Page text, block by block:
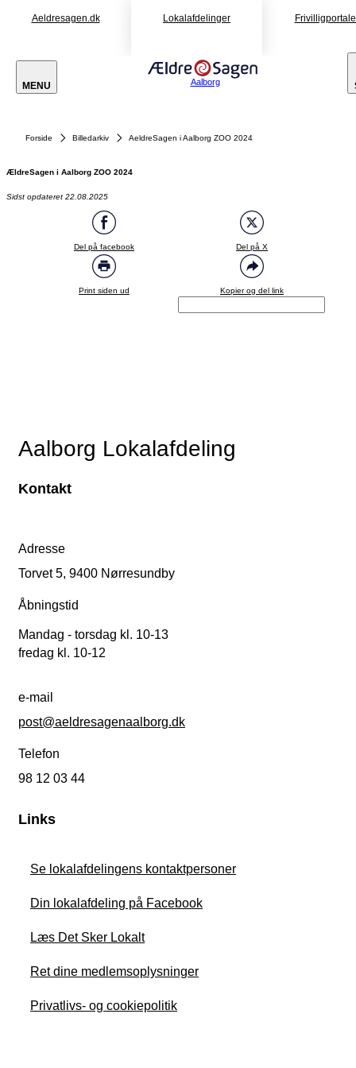
Aeldresagen.dk Lokalafdelinger
MENU Aalborg
Forside Billedarkiv AeldreSagen i Aalborg ZOO 2024
ÆldreSagen i Aalborg ZOO 2024
Sidst opdateret 22.08.2025
Del på facebook Del på X
Print siden ud Kopier og del link
Aalborg Lokalafdeling
Kontakt
Adresse
Torvet 5, 9400 Nørresundby
Åbningstid
Mandag - torsdag kl. 10-13
fredag kl. 10-12
e-mail
post@aeldresagenaalborg.dk
Telefon
98 12 03 44
Links
Se lokalafdelingens kontaktpersoner
Din lokalafdeling på Facebook
Læs Det Sker Lokalt
Ret dine medlemsoplysninger
Privatlivs- og cookiepolitik